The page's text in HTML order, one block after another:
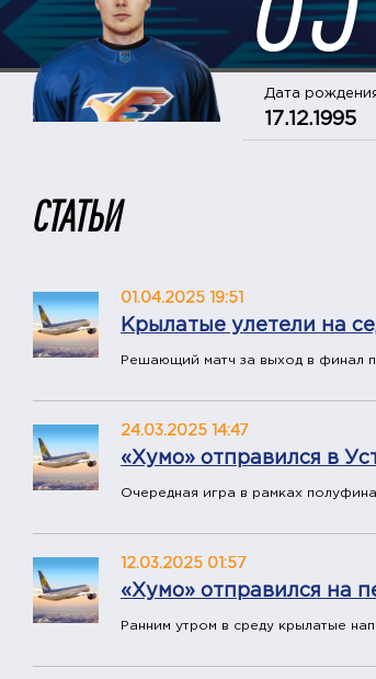
Дата
17.12.1995
СТАТЬИ
01.04.2025 19:51
Крылатые улетели на
Решающий матч за выход в финал
24.03.2025 14:47
«Хумо» отправился в
Очередная игра в рамках
12.03.2025 01:57
«Хумо» отправился на
Ранним утром в среду крылатые